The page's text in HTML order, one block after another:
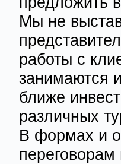
Мы не
работы с
занимаются
ближе
различных
В формах и